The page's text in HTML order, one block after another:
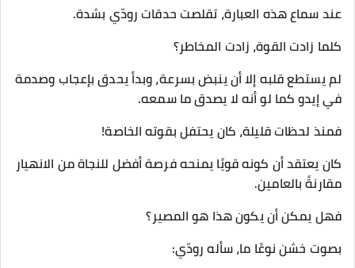
عند سماع هذه العبارة، تقلصت حدقات رودّي بشدة.
كلما زادت القوة، زادت المخاطر؟
لم يستطع قلبه إلا أن ينبض بسرعة، وبدأ يحدق بإعجاب وصدمة
في إيدو كما لو أنه لا يصدق ما سمعه.
فمنذ لحظات قليلة، كان يحتفل بقوته الخاصة!
كان يعتقد أن كونه قويًا يمنحه فرصة أفضل للنجاة من الانهيار
مقارنةً بالعامين.
فهل يمكن أن يكون هذا هو المصير؟
بصوت خشن نوعًا ما، سأله رودّي: